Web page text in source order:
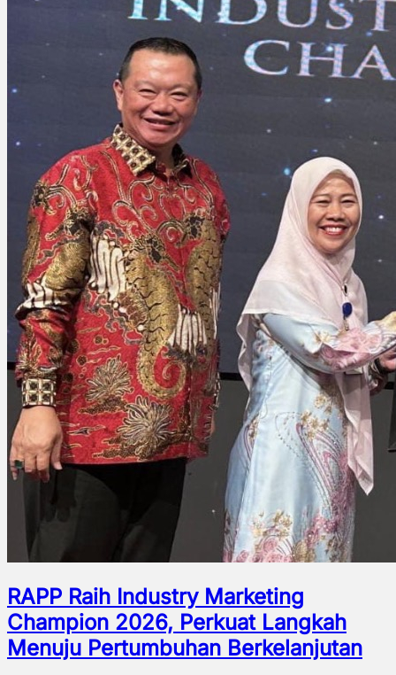
RAPP Raih Industry Marketing
Champion 2026, Perkuat Langkah
Menuju Pertumbuhan Berkelanjutan